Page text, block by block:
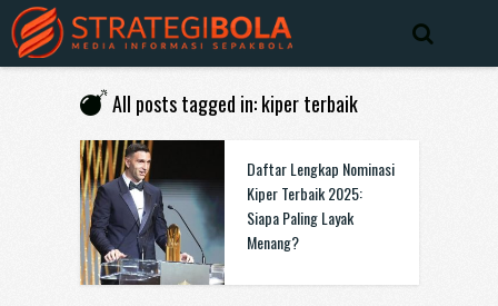
All posts tagged in: kiper terbaik
Daftar Lengkap Nominasi
Kiper Terbaik 2025:
Siapa Paling Layak
Menang?